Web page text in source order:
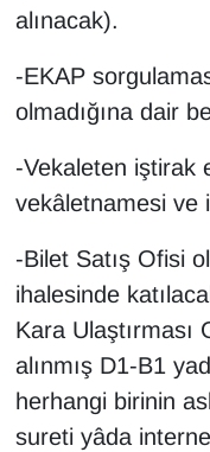
alınacak).
-EKAP
olmadığına dair
-Vekaleten iştirak
vekâletnamesi ve
-Bilet Satış Ofisi
ihalesinde
Kara Ulaştırması
alınmış D1-B1
herhangi birinin
sureti yâda